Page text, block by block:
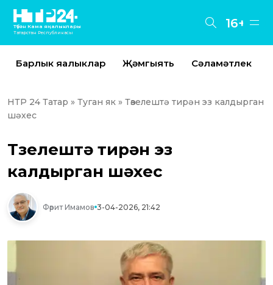
Түбән Кама яңалыклары
Татарстан Республикасы
16+
Барлык яңалыклар Җәмгыять Сәламәтлек
НТР 24 Татар » Туган як » Төзелештә тирән эз калдырган
шәхес
Төзелештә тирән эз
калдырган шәхес
Фәрит Имамов 3-04-2026, 21:42